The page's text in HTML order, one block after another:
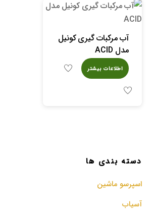
آب مرکبات گیری کونیل
مدل ACID
اطلاعات بیشتر
دسته بندی ها
اسپرسو‌ ماشین
آسیاب